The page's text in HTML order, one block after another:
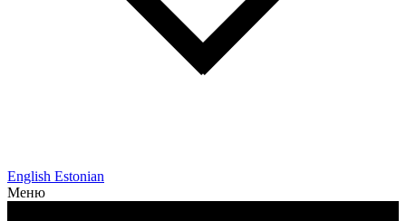
English Estonian
Меню